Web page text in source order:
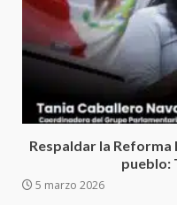
Respaldar la
pueblo:
5 marzo 2026
7
1
5